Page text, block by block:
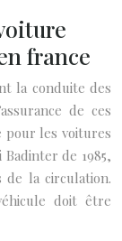
france
la conduite des
de ces
pour les voitures
de 1985,
de la circulation.
doit être